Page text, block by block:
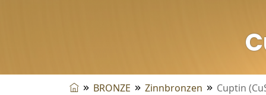
BRONZE Zinnbronzen Cuptin